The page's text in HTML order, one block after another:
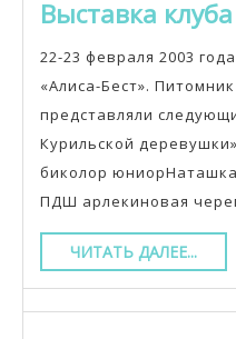
Выставка
22-23 февраля 2003
«Алиса-Бест».
представляли
Курильской
биколор
ПДШ арлекиновая
ЧИТАТЬ ДАЛЕЕ...